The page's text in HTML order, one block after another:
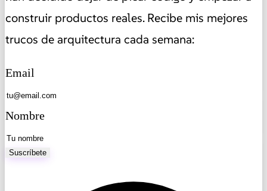
construir productos reales. Recibe mis mejores
trucos de arquitectura cada semana:
Email
Nombre
Suscríbete